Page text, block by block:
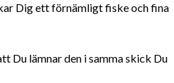
Dig ett förnämligt fiske och fina
Du lämnar den i samma skick Du